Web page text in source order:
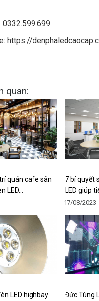
0332.599.699
https://
quan:
quán cafe sân
LED…
7 bí quyết
LED giúp
17/08/2023
LED highbay
Đức Tùng